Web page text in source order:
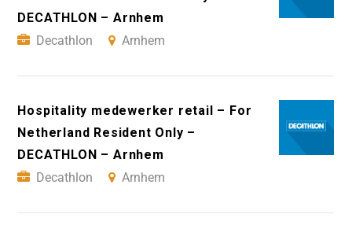
DECATHLON – Arnhem
Decathlon
Arnhem
Hospitality medewerker retail – For
Netherland Resident Only –
DECATHLON – Arnhem
Decathlon
Arnhem